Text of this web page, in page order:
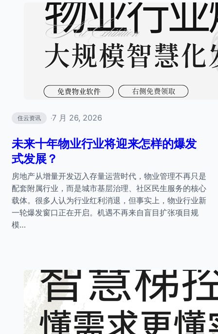
住云资讯 ·7 月 26, 2026
未来十年物业行业将迎来怎样的爆发
式发展？
房地产从增量开发迈入存量运营时代，物业管理不再只是
配套附属行业，而是城市基层治理、社区民生服务的核心
载体。很多人认为行业红利消退，但事实上，物业行业新
一轮爆发窗口正在开启。机遇不再来自盲目扩张项目规
模…